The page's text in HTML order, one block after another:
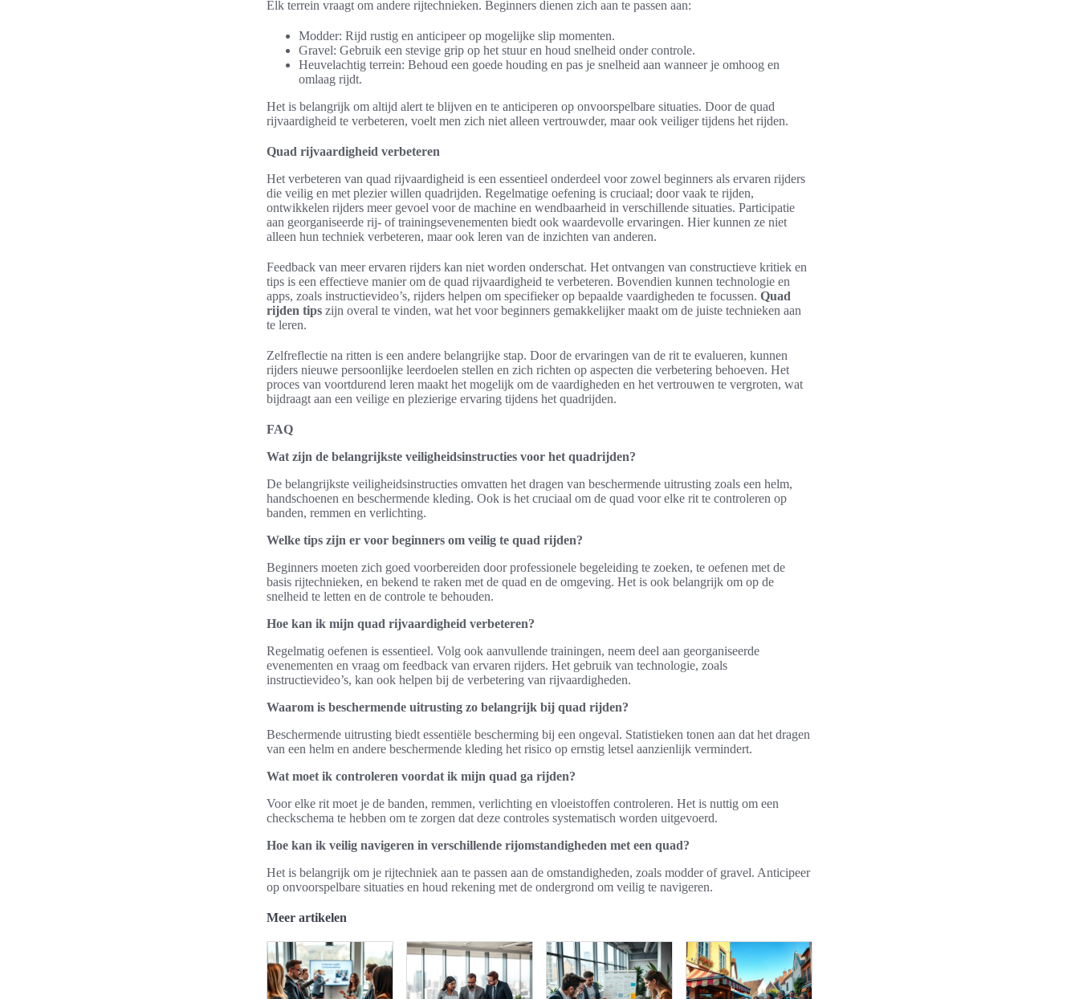
Elk terrein vraagt om andere rijtechnieken. Beginners dienen zich aan te passen aan:
Modder: Rijd rustig en anticipeer op mogelijke slip momenten.
Gravel: Gebruik een stevige grip op het stuur en houd snelheid onder controle.
Heuvelachtig terrein: Behoud een goede houding en pas je snelheid aan wanneer je omhoog en
omlaag rijdt.
Het is belangrijk om altijd alert te blijven en te anticiperen op onvoorspelbare situaties. Door de quad
rijvaardigheid te verbeteren, voelt men zich niet alleen vertrouwder, maar ook veiliger tijdens het rijden.
Quad rijvaardigheid verbeteren
Het verbeteren van quad rijvaardigheid is een essentieel onderdeel voor zowel beginners als ervaren rijders
die veilig en met plezier willen quadrijden. Regelmatige oefening is cruciaal; door vaak te rijden,
ontwikkelen rijders meer gevoel voor de machine en wendbaarheid in verschillende situaties. Participatie
aan georganiseerde rij- of trainingsevenementen biedt ook waardevolle ervaringen. Hier kunnen ze niet
alleen hun techniek verbeteren, maar ook leren van de inzichten van anderen.
Feedback van meer ervaren rijders kan niet worden onderschat. Het ontvangen van constructieve kritiek en
tips is een effectieve manier om de quad rijvaardigheid te verbeteren. Bovendien kunnen technologie en
apps, zoals instructievideo’s, rijders helpen om specifieker op bepaalde vaardigheden te focussen. Quad
rijden tips zijn overal te vinden, wat het voor beginners gemakkelijker maakt om de juiste technieken aan
te leren.
Zelfreflectie na ritten is een andere belangrijke stap. Door de ervaringen van de rit te evalueren, kunnen
rijders nieuwe persoonlijke leerdoelen stellen en zich richten op aspecten die verbetering behoeven. Het
proces van voortdurend leren maakt het mogelijk om de vaardigheden en het vertrouwen te vergroten, wat
bijdraagt aan een veilige en plezierige ervaring tijdens het quadrijden.
FAQ
Wat zijn de belangrijkste veiligheidsinstructies voor het quadrijden?
De belangrijkste veiligheidsinstructies omvatten het dragen van beschermende uitrusting zoals een helm,
handschoenen en beschermende kleding. Ook is het cruciaal om de quad voor elke rit te controleren op
banden, remmen en verlichting.
Welke tips zijn er voor beginners om veilig te quad rijden?
Beginners moeten zich goed voorbereiden door professionele begeleiding te zoeken, te oefenen met de
basis rijtechnieken, en bekend te raken met de quad en de omgeving. Het is ook belangrijk om op de
snelheid te letten en de controle te behouden.
Hoe kan ik mijn quad rijvaardigheid verbeteren?
Regelmatig oefenen is essentieel. Volg ook aanvullende trainingen, neem deel aan georganiseerde
evenementen en vraag om feedback van ervaren rijders. Het gebruik van technologie, zoals
instructievideo’s, kan ook helpen bij de verbetering van rijvaardigheden.
Waarom is beschermende uitrusting zo belangrijk bij quad rijden?
Beschermende uitrusting biedt essentiële bescherming bij een ongeval. Statistieken tonen aan dat het dragen
van een helm en andere beschermende kleding het risico op ernstig letsel aanzienlijk vermindert.
Wat moet ik controleren voordat ik mijn quad ga rijden?
Voor elke rit moet je de banden, remmen, verlichting en vloeistoffen controleren. Het is nuttig om een
checkschema te hebben om te zorgen dat deze controles systematisch worden uitgevoerd.
Hoe kan ik veilig navigeren in verschillende rijomstandigheden met een quad?
Het is belangrijk om je rijtechniek aan te passen aan de omstandigheden, zoals modder of gravel. Anticipeer
op onvoorspelbare situaties en houd rekening met de ondergrond om veilig te navigeren.
Meer artikelen